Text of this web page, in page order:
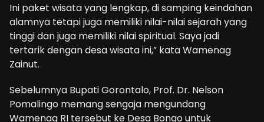
Ini paket wisata yang lengkap, di samping keindahan
alamnya tetapi juga memiliki nilai-nilai sejarah yang
tinggi dan juga memiliki nilai spiritual. Saya jadi
tertarik dengan desa wisata ini,” kata Wamenag
Zainut.
Sebelumnya Bupati Gorontalo, Prof. Dr. Nelson
Pomalingo memang sengaja mengundang
Wamenag RI tersebut ke Desa Bongo untuk